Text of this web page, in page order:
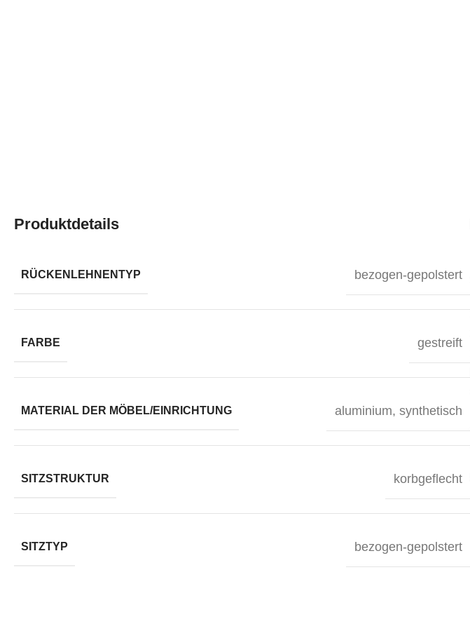
Produktdetails
RÜCKENLEHNENTYP bezogen-gepolstert
FARBE gestreift
MATERIAL DER MÖBEL/EINRICHTUNG aluminium, synthetisch
SITZSTRUKTUR korbgeflecht
SITZTYP bezogen-gepolstert